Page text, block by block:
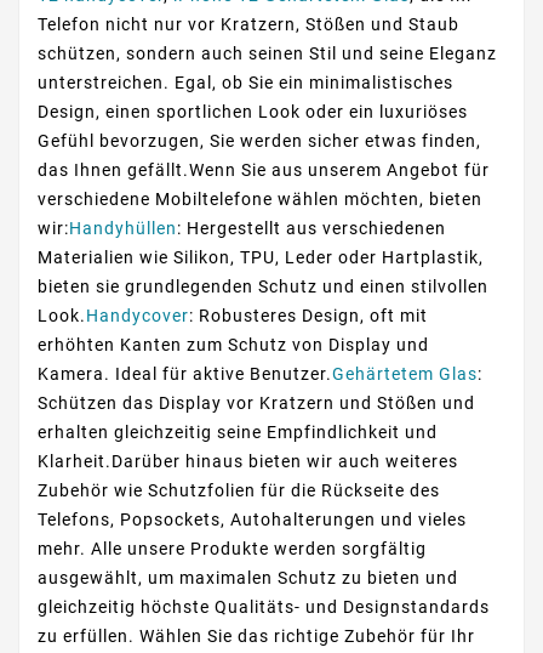
Telefon nicht nur vor Kratzern, Stößen und Staub
schützen, sondern auch seinen Stil und seine Eleganz
unterstreichen. Egal, ob Sie ein minimalistisches
Design, einen sportlichen Look oder ein luxuriöses
Gefühl bevorzugen, Sie werden sicher etwas finden,
das Ihnen gefällt.Wenn Sie aus unserem Angebot für
verschiedene Mobiltelefone wählen möchten, bieten
wir:Handyhüllen: Hergestellt aus verschiedenen
Materialien wie Silikon, TPU, Leder oder Hartplastik,
bieten sie grundlegenden Schutz und einen stilvollen
Look.Handycover: Robusteres Design, oft mit
erhöhten Kanten zum Schutz von Display und
Kamera. Ideal für aktive Benutzer.Gehärtetem Glas:
Schützen das Display vor Kratzern und Stößen und
erhalten gleichzeitig seine Empfindlichkeit und
Klarheit.Darüber hinaus bieten wir auch weiteres
Zubehör wie Schutzfolien für die Rückseite des
Telefons, Popsockets, Autohalterungen und vieles
mehr. Alle unsere Produkte werden sorgfältig
ausgewählt, um maximalen Schutz zu bieten und
gleichzeitig höchste Qualitäts- und Designstandards
zu erfüllen. Wählen Sie das richtige Zubehör für Ihr